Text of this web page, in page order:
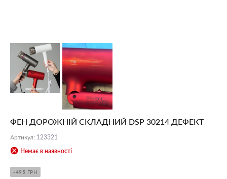
ФЕН ДОРОЖНІЙ СКЛАДНИЙ DSP 30214 ДЕФЕКТ
Артикул: 123321
Немає в наявності
-495 ГРН